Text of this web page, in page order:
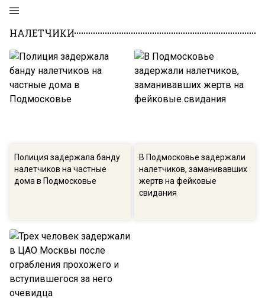
НАЛЕТЧИКИ
Полиция задержала банду
налетчиков на частные
дома в Подмосковье
В Подмосковье задержали
налетчиков, заманивавших
жертв на фейковые
свидания